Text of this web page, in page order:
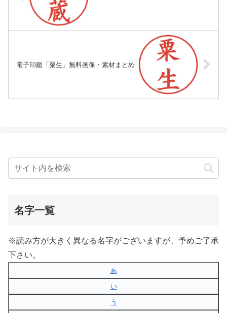
電子印鑑「粟生」無料画像・素材まとめ
名字一覧
※読み方が大きく異なる名字がございますが、予めご了承
下さい。
あ
い
う